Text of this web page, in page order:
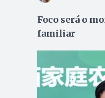
Foco será o
familiar